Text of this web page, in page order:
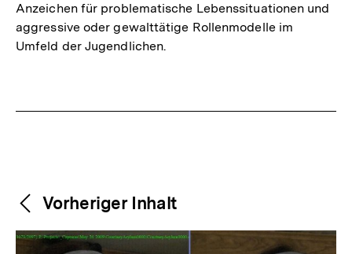
Anzeichen für problematische Lebenssituationen und
aggressive oder gewalttätige Rollenmodelle im
Umfeld der Jugendlichen.
Weitere
Inhalte
Content-
Navigation
Vorheriger Inhalt